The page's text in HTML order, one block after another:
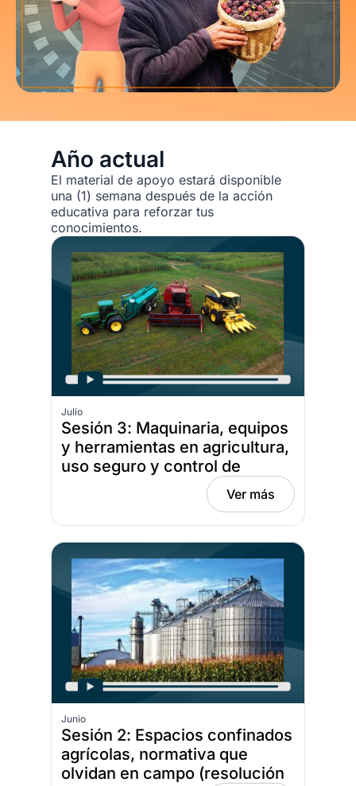
Año actual
El material de apoyo estará disponible
una (1) semana después de la acción
educativa para reforzar tus
conocimientos.
Julio
Sesión 3: Maquinaria, equipos
y herramientas en agricultura,
uso seguro y control de
lesiones, Fecha: julio 28, 2026
Ver más
Junio
Sesión 2: Espacios confinados
agrícolas, normativa que
olvidan en campo (resolución